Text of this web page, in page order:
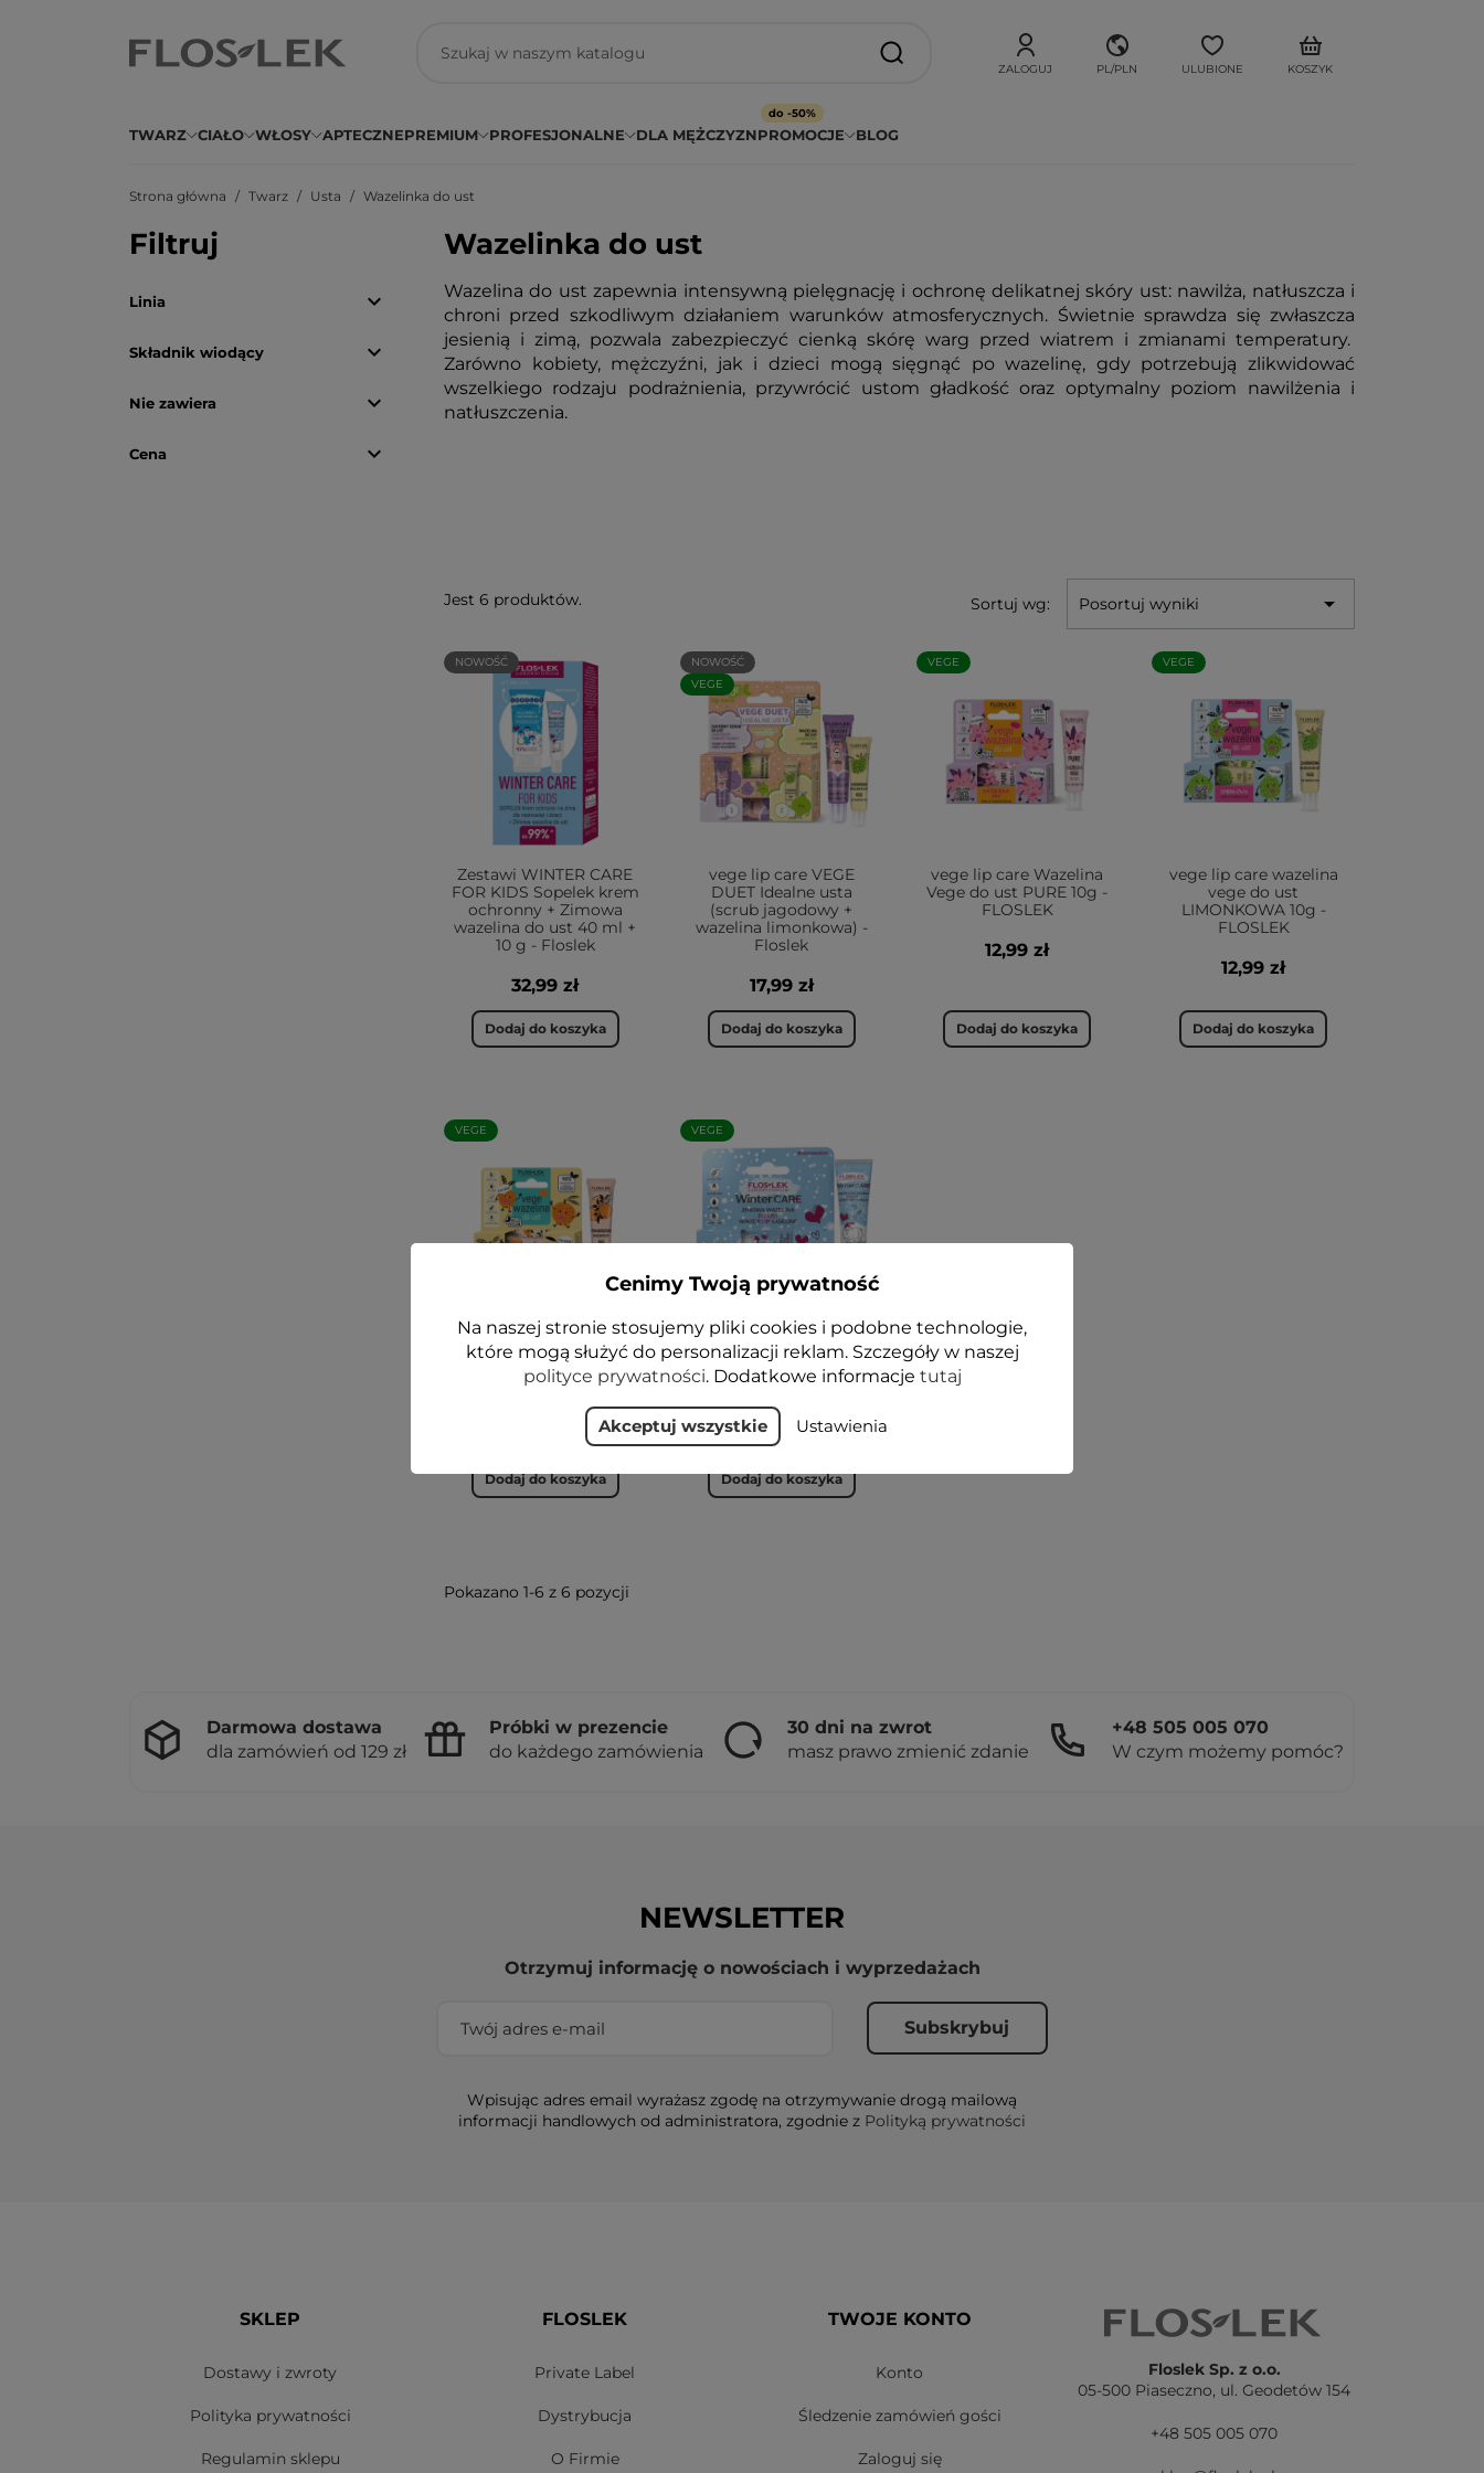
ZALOGUJ PL/PLN ULUBIONE KOSZYK
TWARZ CIAŁO WŁOSY APTECZNEPREMIUM PROFESJONALNE DLA MĘŻCZYZNPROMOCJE
do -50%
BLOG
Strona główna Twarz Usta Wazelinka do ust
Filtruj
Linia 
Składnik wiodący 
Nie zawiera 
Cena 
Wazelinka do ust
Wazelina do ust zapewnia intensywną pielęgnację i ochronę delikatnej skóry ust: nawilża, natłuszcza i
chroni przed szkodliwym działaniem warunków atmosferycznych. Świetnie sprawdza się zwłaszcza
jesienią i zimą, pozwala zabezpieczyć cienką skórę warg przed wiatrem i zmianami temperatury.
Zarówno kobiety, mężczyźni, jak i dzieci mogą sięgnąć po wazelinę, gdy potrzebują zlikwidować
wszelkiego rodzaju podrażnienia, przywrócić ustom gładkość oraz optymalny poziom nawilżenia i
natłuszczenia.
Jest 6 produktów. Sortuj wg: Posortuj wyniki 
NOWOŚĆ
Zestawi WINTER CARE
FOR KIDS Sopelek krem
ochronny + Zimowa
wazelina do ust 40 ml +
10 g - Floslek
32,99 zł
Dodaj do koszyka
NOWOŚĆ
VEGE
vege lip care VEGE
DUET Idealne usta
(scrub jagodowy +
wazelina limonkowa) -
Floslek
17,99 zł
Dodaj do koszyka
VEGE
vege lip care Wazelina
Vege do ust PURE 10g -
FLOSLEK
12,99 zł
Dodaj do koszyka
VEGE
vege lip care wazelina
vege do ust
LIMONKOWA 10g -
FLOSLEK
12,99 zł
Dodaj do koszyka
VEGE
vege lip care Wazelina
Vege do ust
POMARAŃCZOWA 10g -
Dodaj do koszyka
VEGE
WINTER CARE Zimowa
wazelina do ust 10g -
FLOSLEK
12,99 zł
Dodaj do koszyka
Pokazano 1-6 z 6 pozycji
Darmowa dostawa
dla zamówień od 129 zł
Próbki w prezencie
do każdego zamówienia
30 dni na zwrot
masz prawo zmienić zdanie
+48 505 005 070
W czym możemy pomóc?
NEWSLETTER
Otrzymuj informację o nowościach i wyprzedażach
Wpisując adres email wyrażasz zgodę na otrzymywanie drogą mailową
informacji handlowych od administratora, zgodnie z Polityką prywatności
SKLEP
Dostawy i zwroty
Polityka prywatności
Regulamin sklepu
FLOSLEK
Private Label
Dystrybucja
O Firmie
TWOJE KONTO
Konto
Śledzenie zamówień gości
Zaloguj się
Floslek Sp. z o.o.
05-500 Piaseczno, ul. Geodetów 154
+48 505 005 070
Cenimy Twoją prywatność
Na naszej stronie stosujemy pliki cookies i podobne technologie,
które mogą służyć do personalizacji reklam. Szczegóły w naszej
polityce prywatności. Dodatkowe informacje tutaj
Akceptuj wszystkie Ustawienia